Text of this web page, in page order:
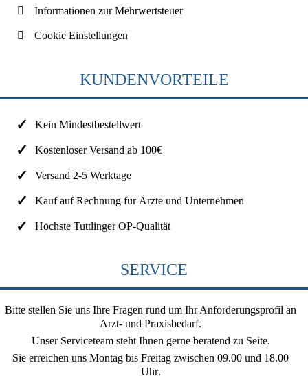
Informationen zur Mehrwertsteuer
Cookie Einstellungen
KUNDENVORTEILE
Kein Mindestbestellwert
Kostenloser Versand ab 100€
Versand 2-5 Werktage
Kauf auf Rechnung für Ärzte und Unternehmen
Höchste Tuttlinger OP-Qualität
SERVICE
Bitte stellen Sie uns Ihre Fragen rund um Ihr Anforderungsprofil an
Arzt- und Praxisbedarf.
Unser Serviceteam steht Ihnen gerne beratend zu Seite.
Sie erreichen uns Montag bis Freitag zwischen 09.00 und 18.00
Uhr.